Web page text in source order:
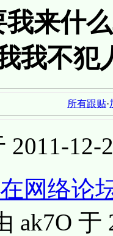
来什
我不犯
所有跟贴·
12-
网络论
ak7O 于